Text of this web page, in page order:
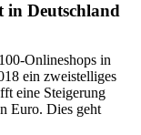
in Deutschland
Onlineshops in
ein zweistelliges
eine Steigerung
Euro. Dies geht